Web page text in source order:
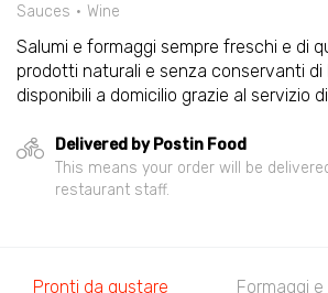
Sauces
Wine
Salumi e formaggi sempre freschi e di
prodotti naturali e senza conservanti di
disponibili a domicilio grazie al servizio
Delivered by Postin Food
This means your order will be
restaurant staff.
Pronti da gustare Formaggi